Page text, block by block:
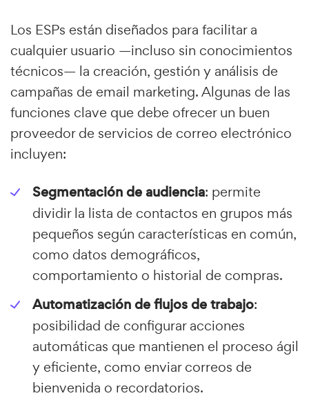
Los ESPs están diseñados para facilitar a
cualquier usuario —incluso sin conocimientos
técnicos— la creación, gestión y análisis de
campañas de email marketing. Algunas de las
funciones clave que debe ofrecer un buen
proveedor de servicios de correo electrónico
incluyen:
Segmentación de audiencia: permite
dividir la lista de contactos en grupos más
pequeños según características en común,
como datos demográficos,
comportamiento o historial de compras.
Automatización de flujos de trabajo:
posibilidad de configurar acciones
automáticas que mantienen el proceso ágil
y eficiente, como enviar correos de
bienvenida o recordatorios.